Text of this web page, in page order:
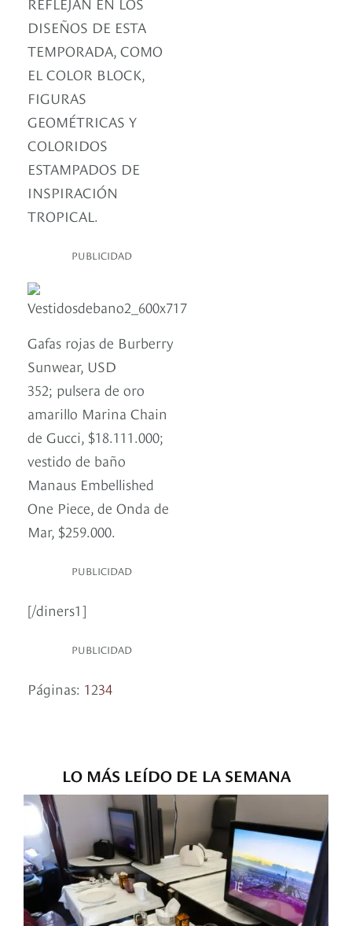
DISEÑOS DE ESTA
TEMPORADA, COMO
EL COLOR BLOCK,
FIGURAS
GEOMÉTRICAS Y
COLORIDOS
ESTAMPADOS DE
INSPIRACIÓN
TROPICAL.
PUBLICIDAD
Gafas rojas de Burberry
Sunwear, USD
352; pulsera de oro
amarillo Marina Chain
de Gucci, $18.111.000;
vestido de baño
Manaus Embellished
One Piece, de Onda de
Mar, $259.000.
PUBLICIDAD
[/diners1]
PUBLICIDAD
Páginas: 1234
LO MÁS LEÍDO DE LA SEMANA